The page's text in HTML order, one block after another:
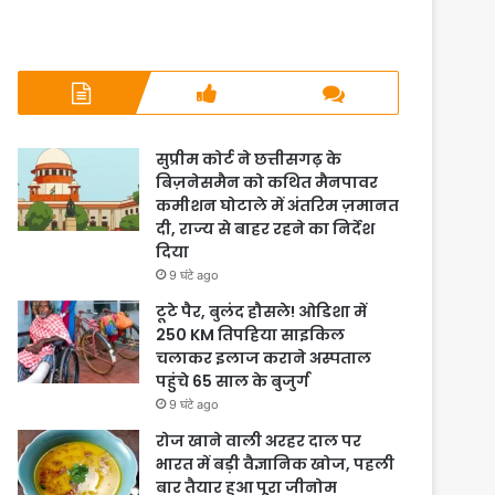
सुप्रीम कोर्ट ने छत्तीसगढ़ के
बिज़नेसमैन को कथित मैनपावर
कमीशन घोटाले में अंतरिम ज़मानत
दी, राज्य से बाहर रहने का निर्देश
दिया
9 घंटे ago
टूटे पैर, बुलंद हौसले! ओडिशा में
250 KM तिपहिया साइकिल
चलाकर इलाज कराने अस्पताल
पहुंचे 65 साल के बुजुर्ग
9 घंटे ago
रोज खाने वाली अरहर दाल पर
भारत में बड़ी वैज्ञानिक खोज, पहली
बार तैयार हुआ पूरा जीनोम